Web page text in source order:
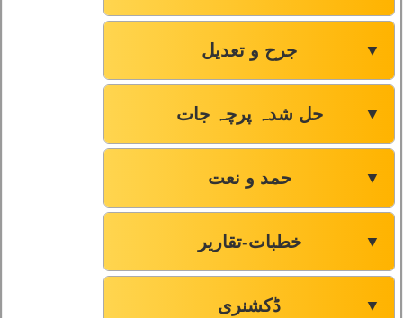
جرح و تعدیل ▼
حل شدہ پرچہ جات ▼
حمد و نعت ▼
خطبات-تقاریر ▼
ڈکشنری ▼